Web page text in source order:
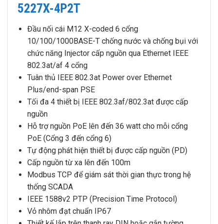
5227X-4P2T
Đầu nối cái M12 X-coded 6 cổng
10/100/1000BASE-T chống nước và chống bụi với
chức năng Injector cấp nguồn qua Ethernet IEEE
802.3at/af 4 cổng
Tuân thủ IEEE 802.3at Power over Ethernet
Plus/end-span PSE
Tối đa 4 thiết bị IEEE 802.3af/802.3at được cấp
nguồn
Hỗ trợ nguồn PoE lên đến 36 watt cho mỗi cổng
PoE (Cổng 3 đến cổng 6)
Tự động phát hiện thiết bị được cấp nguồn (PD)
Cấp nguồn từ xa lên đến 100m
Modbus TCP để giám sát thời gian thực trong hệ
thống SCADA
IEEE 1588v2 PTP (Precision Time Protocol)
Vỏ nhôm đạt chuẩn IP67